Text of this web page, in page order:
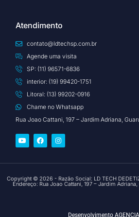
Atendimento
contato@ldtechsp.com.br
Agende uma visita
SP: (11) 96571-6836
interior: (19) 99420-1751
Litoral: (13) 99202-0916
Chame no Whatsapp
Rua Joao Cattani, 197 – Jardim Adriana,
Copyright © 2026 - Razão Social: LD TECH
Endereço: Rua Joao Cattani, 197 – Jardim Adriana,
Desenvolvimento